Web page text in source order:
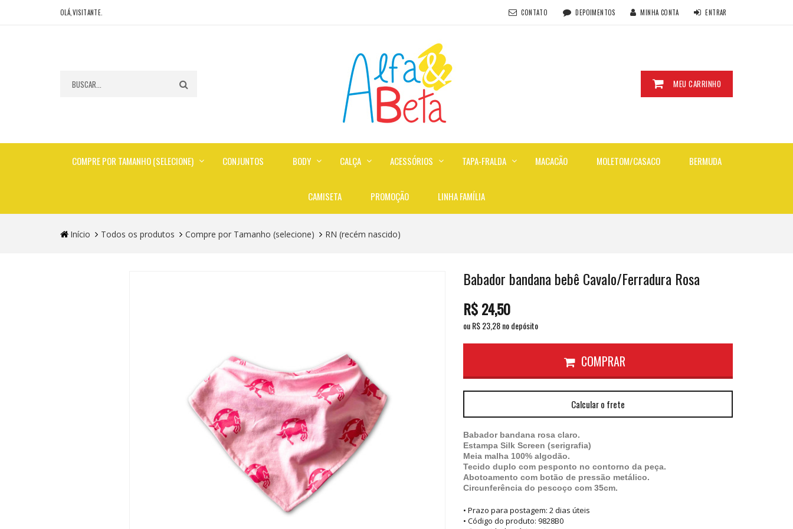
OLÁ,VISITANTE. CONTATO DEPOIMENTOS MINHA CONTA ENTRAR
MEU CARRINHO
COMPRE POR TAMANHO (SELECIONE) CONJUNTOS BODY CALÇA ACESSÓRIOS TAPA-FRALDA MACACÃO MOLETOM/CASACO BERMUDA
CAMISETA PROMOÇÃO LINHA FAMÍLIA
Início Todos os produtos Compre por Tamanho (selecione) RN (recém nascido)
Babador bandana bebê Cavalo/Ferradura Rosa
R$24,50
ou R$23,28 no depósito
COMPRAR
Calcular o frete
Babador bandana rosa claro.
Estampa Silk Screen (serigrafia)
Meia malha 100% algodão.
Tecido duplo com pesponto no contorno da peça.
Abotoamento com botão de pressão metálico.
Circunferência do pescoço com 35cm.
• Prazo para postagem: 2 dias úteis
• Código do produto: 9828B0